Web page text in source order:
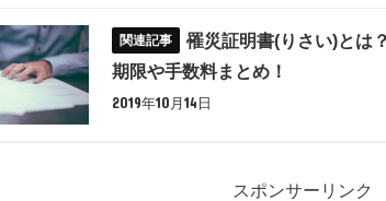
罹災証明書(りさい)とは
期限や手数料まとめ！
2019年10月14日
スポンサーリンク